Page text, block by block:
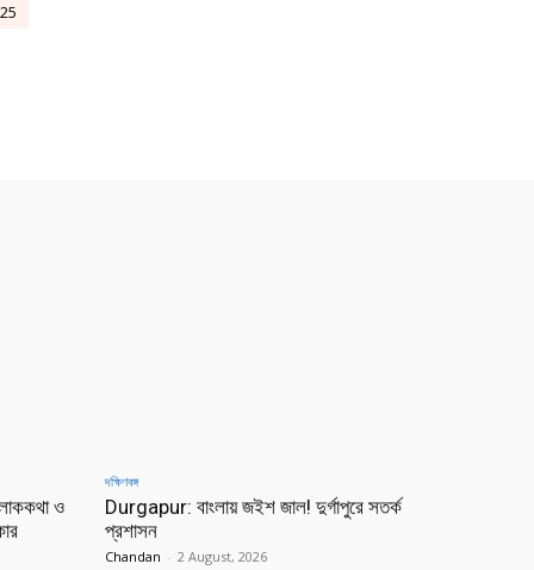
ও
দক্ষিণবঙ্গ
Durgapur: বাংলায় জইশ জাল! দুর্গাপুরে সতর্ক
প্রশাসন
Chandan - 2 August, 2026